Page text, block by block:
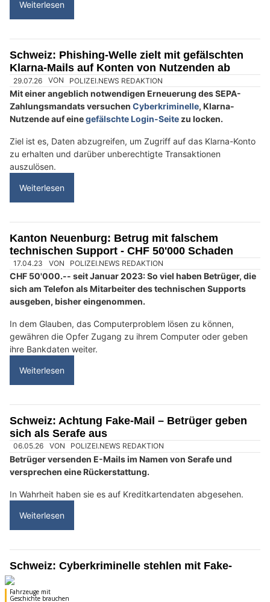
des ewz für TWINT-Betrug
17.06.26 VON
Daten sowie den Verifikationscode von TWINT zu gelangen.
Mit diesen Angaben übernehmen sie anschliessend das
TWINT-Konto der angerufenen Personen.
Weiterlesen
Schweiz: Cyberkriminelle locken mit Fake-
Ticket-Gewinnspielen auf Social Media
Auf Social Media kursieren gefälschte Ticket-Gewinnspiele
für aktuelle Events.
Die Beiträge erscheinen auf gefälschten Profilen im Namen
bekannter Firmen.